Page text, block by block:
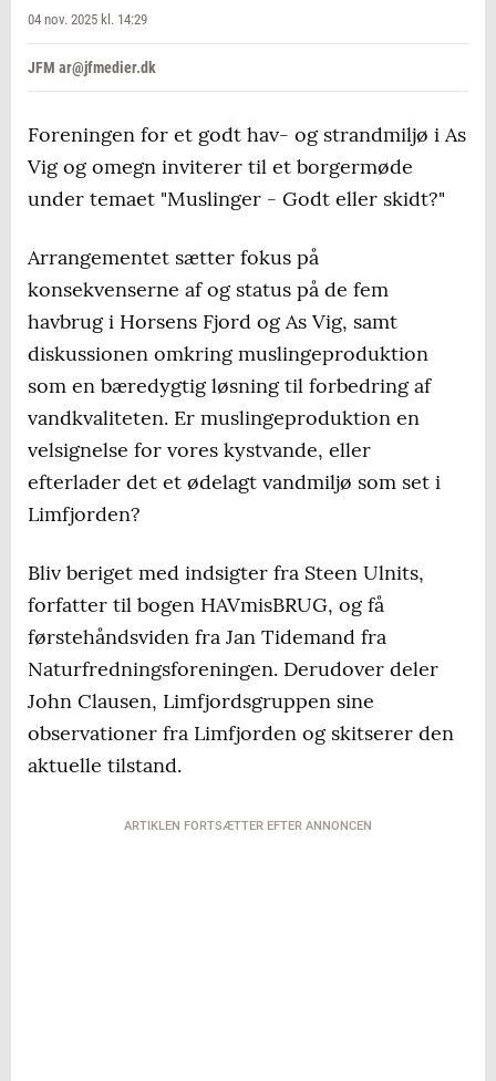
04 nov. 2025 kl. 14:29
JFM ar@jfmedier.dk
Foreningen for et godt hav- og strandmiljø i As
Vig og omegn inviterer til et borgermøde
under temaet "Muslinger - Godt eller skidt?"
Arrangementet sætter fokus på
konsekvenserne af og status på de fem
havbrug i Horsens Fjord og As Vig, samt
diskussionen omkring muslingeproduktion
som en bæredygtig løsning til forbedring af
vandkvaliteten. Er muslingeproduktion en
velsignelse for vores kystvande, eller
efterlader det et ødelagt vandmiljø som set i
Limfjorden?
Bliv beriget med indsigter fra Steen Ulnits,
forfatter til bogen HAVmisBRUG, og få
førstehåndsviden fra Jan Tidemand fra
Naturfredningsforeningen. Derudover deler
John Clausen, Limfjordsgruppen sine
observationer fra Limfjorden og skitserer den
aktuelle tilstand.
ARTIKLEN FORTSÆTTER EFTER ANNONCEN